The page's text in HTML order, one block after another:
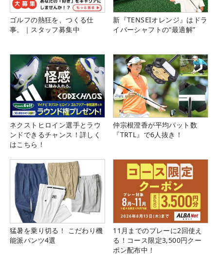
ゴルフの熱狂を、つくる仕
事。｜スタッフ募集中
新『TENSEIオレンジ』はドラ
イバーシャフトの“最適解”
ネクストヒロイン選手とラウ
ンドできるチャンス！詳しく
はこちら！
仲宗根澄香が平均パット数
『TRTL』で6人抜き！
猛暑を乗り切る！ こだわり機
能派パンツ4選
11月までのプレーに2回使え
る！コース限定3,500円クー
ポン配布中！